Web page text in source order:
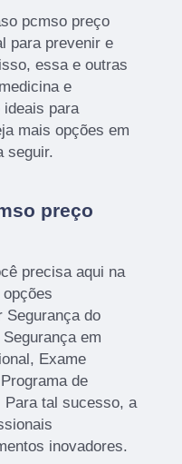
pcmso preço
para prevenir e
essa e outras
e
ideais para
mais opções em
seguir.
preço
precisa aqui na
Segurança do
em
Exame
de
Para tal sucesso, a
inovadores.